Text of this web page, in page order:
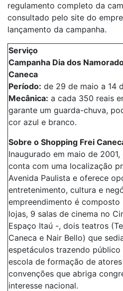
regulamento completo da
consultado pelo site do
lançamento da campanha.
Serviço
Campanha Dia dos
Caneca
Período: de 29 de maio a 14
Mecânica: a cada 350 reais
garante um guarda-chuva,
cor azul e branco.
Sobre o Shopping Frei
Inaugurado em maio de
conta com uma localização
Avenida Paulista e oferece
entretenimento, cultura e
empreendimento é
lojas, 9 salas de cinema no
Espaço Itaú -, dois teatros
Caneca e Nair Bello) que
espetáculos trazendo
escola de formação de
convenções que abriga
interesse nacional.